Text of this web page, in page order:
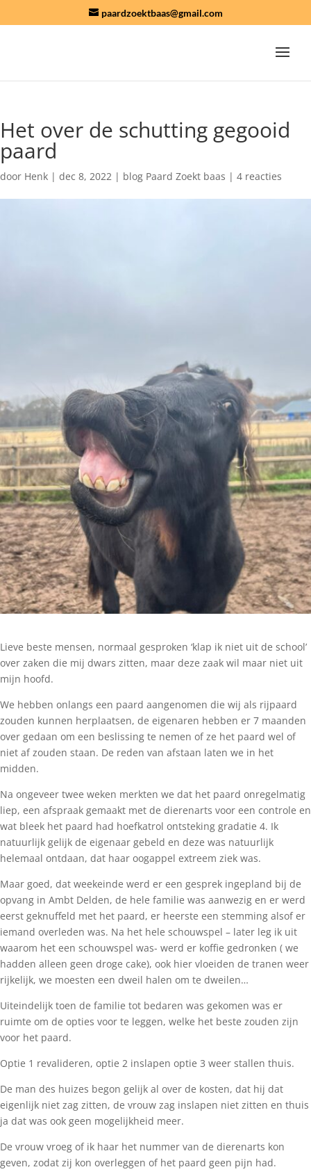
paardzoektbaas@gmail.com
Het over de schutting gegooid
paard
door Henk | dec 8, 2022 | blog Paard Zoekt baas | 4 reacties
Lieve beste mensen, normaal gesproken ‘klap ik niet uit de school’
over zaken die mij dwars zitten, maar deze zaak wil maar niet uit
mijn hoofd.
We hebben onlangs een paard aangenomen die wij als rijpaard
zouden kunnen herplaatsen, de eigenaren hebben er 7 maanden
over gedaan om een beslissing te nemen of ze het paard wel of
niet af zouden staan. De reden van afstaan laten we in het
midden.
Na ongeveer twee weken merkten we dat het paard onregelmatig
liep, een afspraak gemaakt met de dierenarts voor een controle en
wat bleek het paard had hoefkatrol ontsteking gradatie 4. Ik
natuurlijk gelijk de eigenaar gebeld en deze was natuurlijk
helemaal ontdaan, dat haar oogappel extreem ziek was.
Maar goed, dat weekeinde werd er een gesprek ingepland bij de
opvang in Ambt Delden, de hele familie was aanwezig en er werd
eerst geknuffeld met het paard, er heerste een stemming alsof er
iemand overleden was. Na het hele schouwspel – later leg ik uit
waarom het een schouwspel was- werd er koffie gedronken ( we
hadden alleen geen droge cake), ook hier vloeiden de tranen weer
rijkelijk, we moesten een dweil halen om te dweilen…
Uiteindelijk toen de familie tot bedaren was gekomen was er
ruimte om de opties voor te leggen, welke het beste zouden zijn
voor het paard.
Optie 1 revalideren, optie 2 inslapen optie 3 weer stallen thuis.
De man des huizes begon gelijk al over de kosten, dat hij dat
eigenlijk niet zag zitten, de vrouw zag inslapen niet zitten en thuis
ja dat was ook geen mogelijkheid meer.
De vrouw vroeg of ik haar het nummer van de dierenarts kon
geven, zodat zij kon overleggen of het paard geen pijn had.